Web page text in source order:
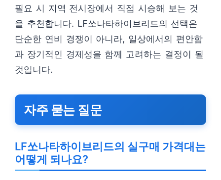
필요 시 지역 전시장에서 직접 시승해 보는 것
을 추천합니다. LF쏘나타하이브리드의 선택은
단순한 연비 경쟁이 아니라, 일상에서의 편안함
과 장기적인 경제성을 함께 고려하는 결정이 될
것입니다.
자주 묻는 질문
LF쏘나타하이브리드의 실구매 가격대는
어떻게 되나요?